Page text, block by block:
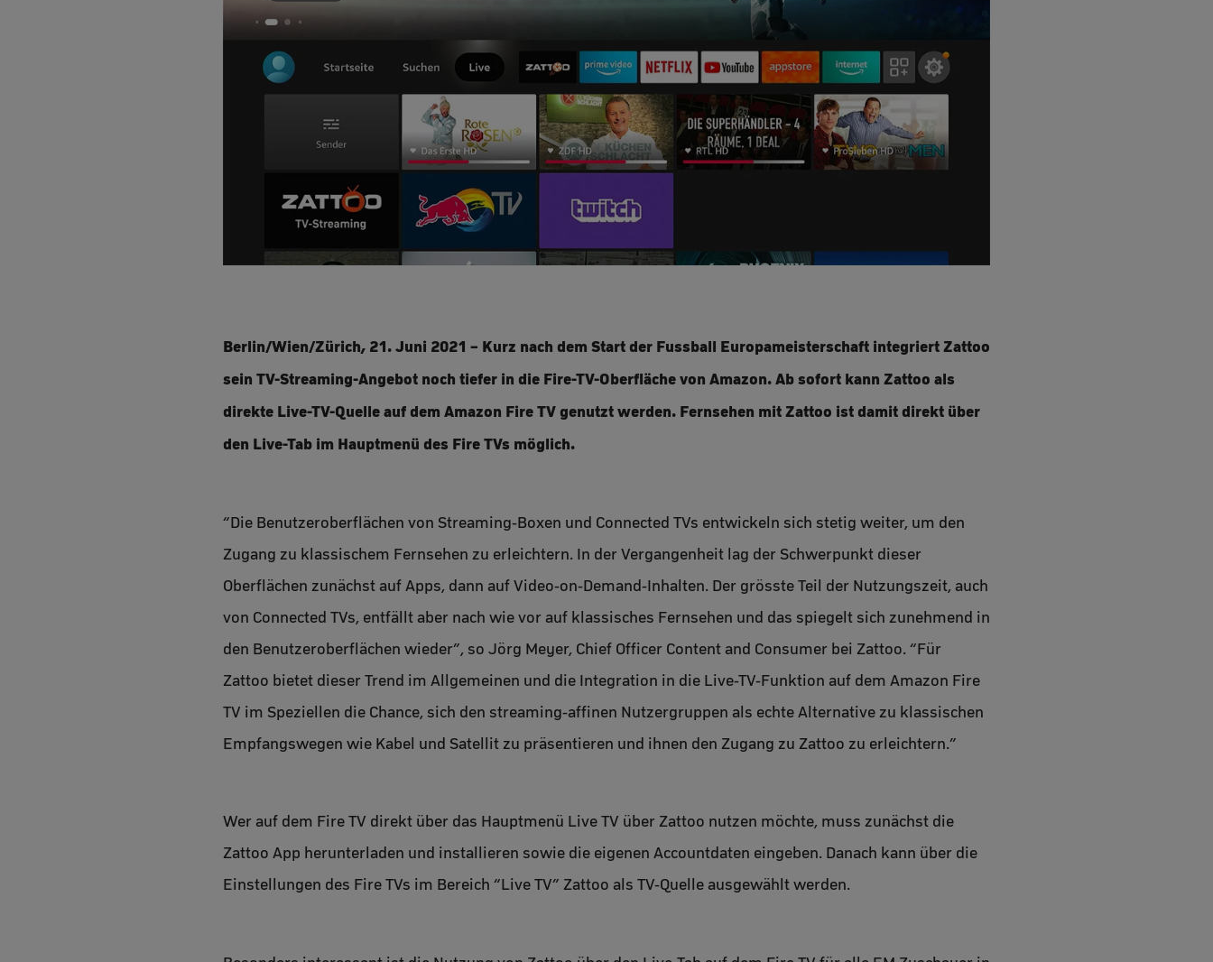
Berlin/Wien/Zürich, 21. Juni 2021 – Kurz nach dem Start der Fussball Europameisterschaft integriert Zattoo
sein TV-Streaming-Angebot noch tiefer in die Fire-TV-Oberfläche von Amazon. Ab sofort kann Zattoo als
direkte Live-TV-Quelle auf dem Amazon Fire TV genutzt werden. Fernsehen mit Zattoo ist damit direkt über
den Live-Tab im Hauptmenü des Fire TVs möglich.
“Die Benutzeroberflächen von Streaming-Boxen und Connected TVs entwickeln sich stetig weiter, um den
Zugang zu klassischem Fernsehen zu erleichtern. In der Vergangenheit lag der Schwerpunkt dieser
Oberflächen zunächst auf Apps, dann auf Video-on-Demand-Inhalten. Der grösste Teil der Nutzungszeit, auch
von Connected TVs, entfällt aber nach wie vor auf klassisches Fernsehen und das spiegelt sich zunehmend in
den Benutzeroberflächen wieder”, so Jörg Meyer, Chief Officer Content and Consumer bei Zattoo. “Für
Zattoo bietet dieser Trend im Allgemeinen und die Integration in die Live-TV-Funktion auf dem Amazon Fire
TV im Speziellen die Chance, sich den streaming-affinen Nutzergruppen als echte Alternative zu klassischen
Empfangswegen wie Kabel und Satellit zu präsentieren und ihnen den Zugang zu Zattoo zu erleichtern.”
Wer auf dem Fire TV direkt über das Hauptmenü Live TV über Zattoo nutzen möchte, muss zunächst die
Zattoo App herunterladen und installieren sowie die eigenen Accountdaten eingeben. Danach kann über die
Einstellungen des Fire TVs im Bereich “Live TV” Zattoo als TV-Quelle ausgewählt werden.